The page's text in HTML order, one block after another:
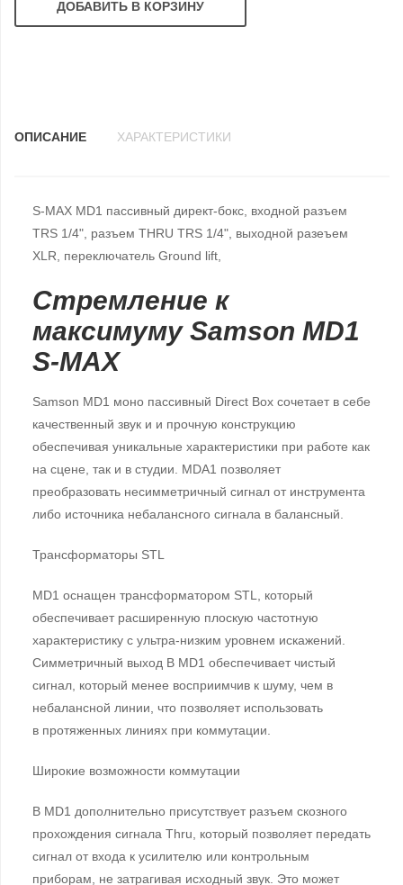
ДОБАВИТЬ В КОРЗИНУ
ОПИСАНИЕ ХАРАКТЕРИСТИКИ
S-MAX MD1 пассивный директ-бокс, входной разъем
TRS 1/4", разъем THRU TRS 1/4", выходной разеъем
XLR, переключатель Ground lift,
Стремление к
максимуму Samson MD1
S-MAX
Samson MD1 моно пассивный Direct Box сочетает в себе
качественный звук и и прочную конструкцию
обеспечивая уникальные характеристики при работе как
на сцене, так и в студии. MDA1 позволяет
преобразовать несимметричный сигнал от инструмента
либо источника небалансного сигнала в балансный.
Трансформаторы STL
MD1 оснащен трансформатором STL, который
обеспечивает расширенную плоскую частотную
характеристику с ультра-низким уровнем искажений.
Симметричный выход В MD1 обеспечивает чистый
сигнал, который менее восприимчив к шуму, чем в
небалансной линии, что позволяет использовать
в протяженных линиях при коммутации.
Широкие возможности коммутации
В MD1 дополнительно присутствует разъем скозного
прохождения сигнала Thru, который позволяет передать
сигнал от входа к усилителю или контрольным
приборам, не затрагивая исходный звук. Это может